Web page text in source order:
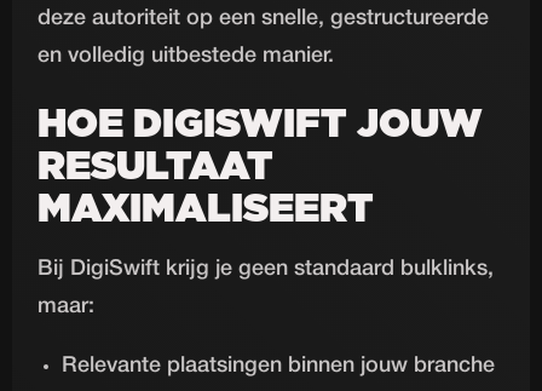
deze autoriteit op een snelle, gestructureerde
en volledig uitbestede manier.
HOE DIGISWIFT JOUW
RESULTAAT
MAXIMALISEERT
Bij DigiSwift krijg je geen standaard bulklinks,
maar:
Relevante plaatsingen binnen jouw branche